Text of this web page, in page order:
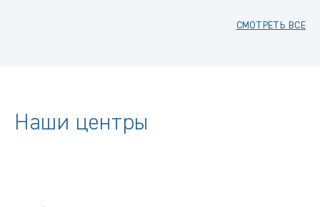
СМОТРЕТЬ ВСЕ
Наши центры